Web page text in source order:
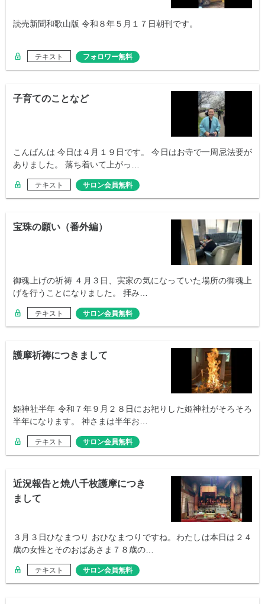
読売新聞和歌山版 令和８年５月１７日朝刊です。
テキスト フォロワー無料
子育てのことなど
こんばんは 今日は４月１９日です。 今日はお寺で一周忌法要が
ありました。 落ち着いて上がっ…
テキスト サロン会員無料
宝珠の願い（番外編）
御魂上げの祈祷 ４月３日、実家の気になっていた場所の御魂上
げを行うことになりました。 拝み…
テキスト サロン会員無料
護摩祈祷につきまして
姫神社半年 令和７年９月２８日にお祀りした姫神社がそろそろ
半年になります。 神さまは半年お…
テキスト サロン会員無料
近況報告と焼八千枚護摩につき
まして
３月３日ひなまつり おひなまつりですね。わたしは本日は２４
歳の女性とそのおばあさま７８歳の…
テキスト サロン会員無料